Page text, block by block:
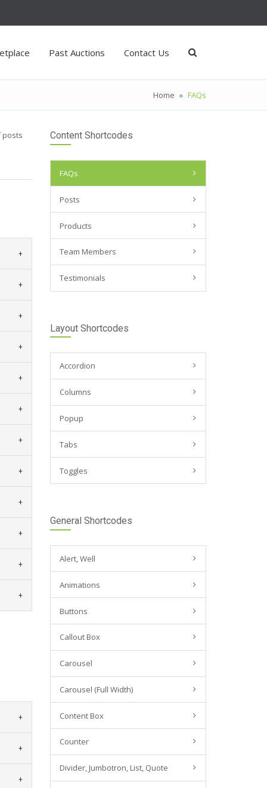
Past Auctions Contact Us
Home » FAQs
posts
Content Shortcodes
FAQs
Posts
Products
Team Members
Testimonials
Layout Shortcodes
Accordion
Columns
Popup
Tabs
Toggles
General Shortcodes
Alert, Well
Animations
Buttons
Callout Box
Carousel
Carousel (Full Width)
Content Box
Counter
Divider, Jumbotron, List, Quote